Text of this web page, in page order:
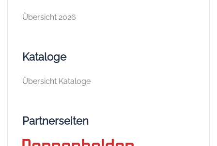
Übersicht 2026
Kataloge
Übersicht Kataloge
Partnerseiten